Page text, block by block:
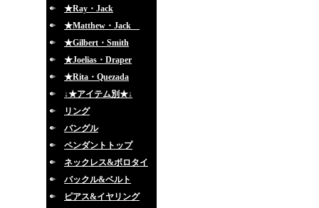
★Ray・Jack
★Matthew・Jack
★Gilbert・Smith
★Joelias・Draper
★Rita・Quezada
↓★アイテム別★↓
リング
バングル
ペンダントトップ
ネックレス&ボロタイ
バックル&ベルト
ピアス&イヤリング